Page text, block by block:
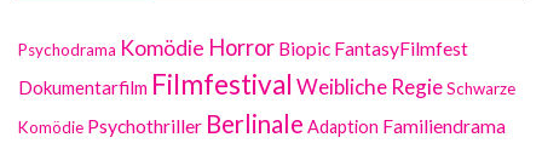
Psychodrama Komödie Horror Biopic FantasyFilmfest
Dokumentarfilm Filmfestival Weibliche RegieSchwarze
Komödie Psychothriller Berlinale Adaption Familiendrama